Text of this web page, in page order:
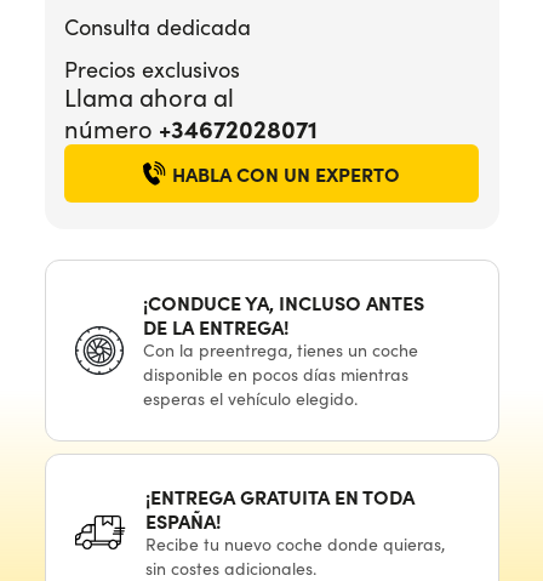
Consulta dedicada
Precios exclusivos
Llama ahora al
número +34672028071
HABLA CON UN EXPERTO
¡CONDUCE YA, INCLUSO ANTES
DE LA ENTREGA!
Con la preentrega,tienes un coche
disponible en pocosdías mientras
esperas el vehículoelegido.
¡ENTREGA GRATUITA EN TODA
ESPAÑA!
Recibe tu nuevocoche donde quieras,
sin costes adicionales.